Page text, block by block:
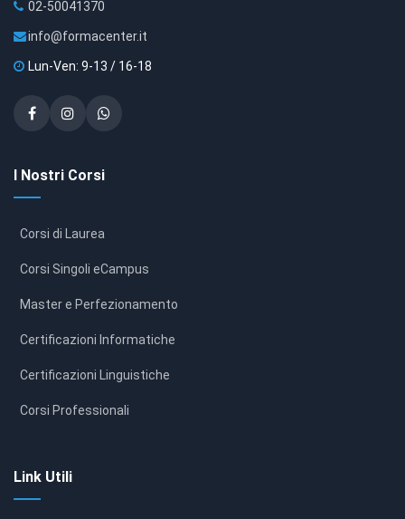
02-50041370
info@formacenter.it
Lun-Ven: 9-13 / 16-18
I Nostri Corsi
Corsi di Laurea
Corsi Singoli eCampus
Master e Perfezionamento
Certificazioni Informatiche
Certificazioni Linguistiche
Corsi Professionali
Link Utili